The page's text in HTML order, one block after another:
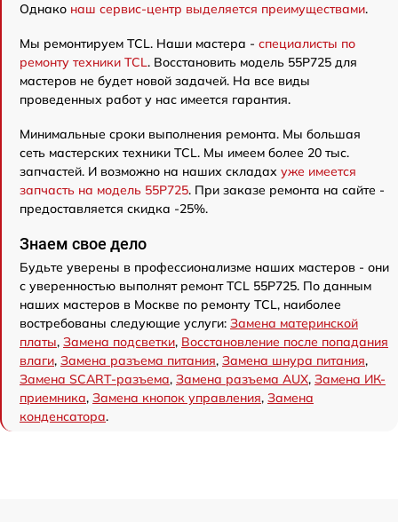
Однако наш сервис-центр выделяется преимуществами.
Мы ремонтируем TCL. Наши мастера - специалисты по
ремонту техники TCL. Восстановить модель 55P725 для
мастеров не будет новой задачей. На все виды
проведенных работ у нас имеется гарантия.
Минимальные сроки выполнения ремонта. Мы большая
сеть мастерских техники TCL. Мы имеем более 20 тыс.
запчастей. И возможно на наших складах уже имеется
запчасть на модель 55P725. При заказе ремонта на сайте -
предоставляется скидка -25%.
Знаем свое дело
Будьте уверены в профессионализме наших мастеров - они
с уверенностью выполнят ремонт TCL 55P725. По данным
наших мастеров в Москве по ремонту TCL, наиболее
востребованы следующие услуги: Замена материнской
платы, Замена подсветки, Восстановление после попадания
влаги, Замена разъема питания, Замена шнура питания,
Замена SCART-разъема, Замена разъема AUX, Замена ИК-
приемника, Замена кнопок управления, Замена
конденсатора.